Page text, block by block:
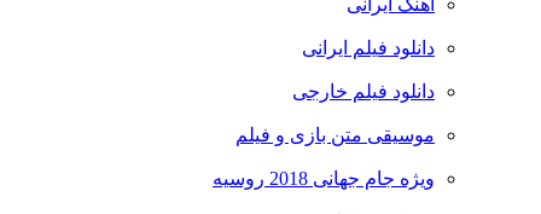
آهنگ ایرانی
دانلود فیلم ایرانی
دانلود فیلم خارجی
موسیقی متن بازی و فیلم
ویژه جام جهانی 2018 روسیه